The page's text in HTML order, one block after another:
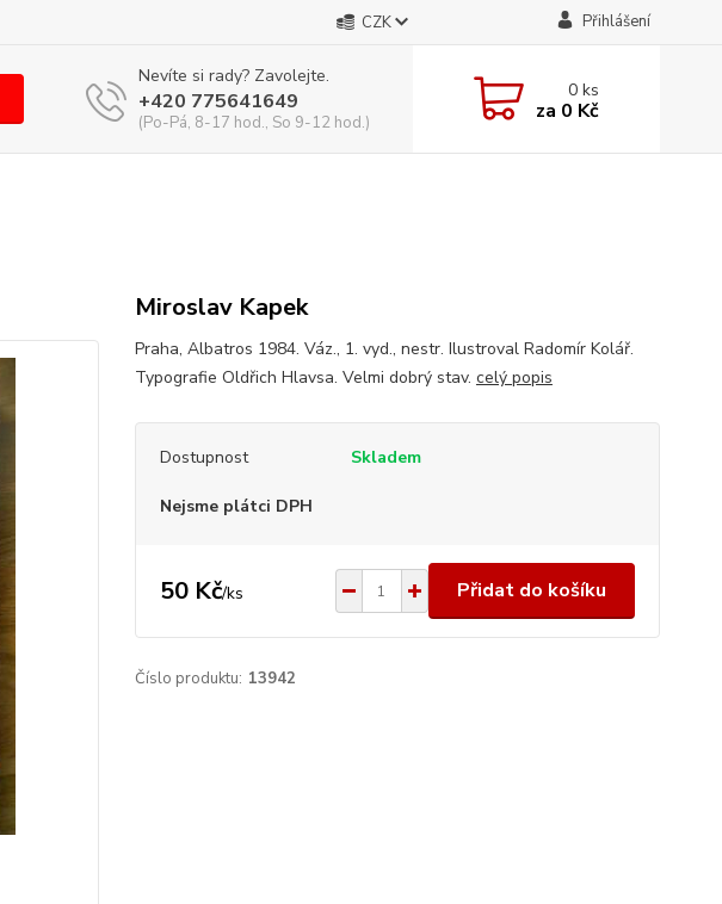
CZK Přihlášení
Nevíte si rady? Zavolejte.
+420 775641649
(Po-Pá, 8-17 hod., So 9-12 hod.)
0ks
za 0 Kč
Miroslav Kapek
Praha, Albatros 1984. Váz., 1. vyd., nestr. Ilustroval Radomír Kolář.
Typografie Oldřich Hlavsa. Velmi dobrý stav. celý popis
Dostupnost Skladem
Nejsme plátci DPH
50 Kč/ks Přidat do košíku
Číslo produktu: 13942